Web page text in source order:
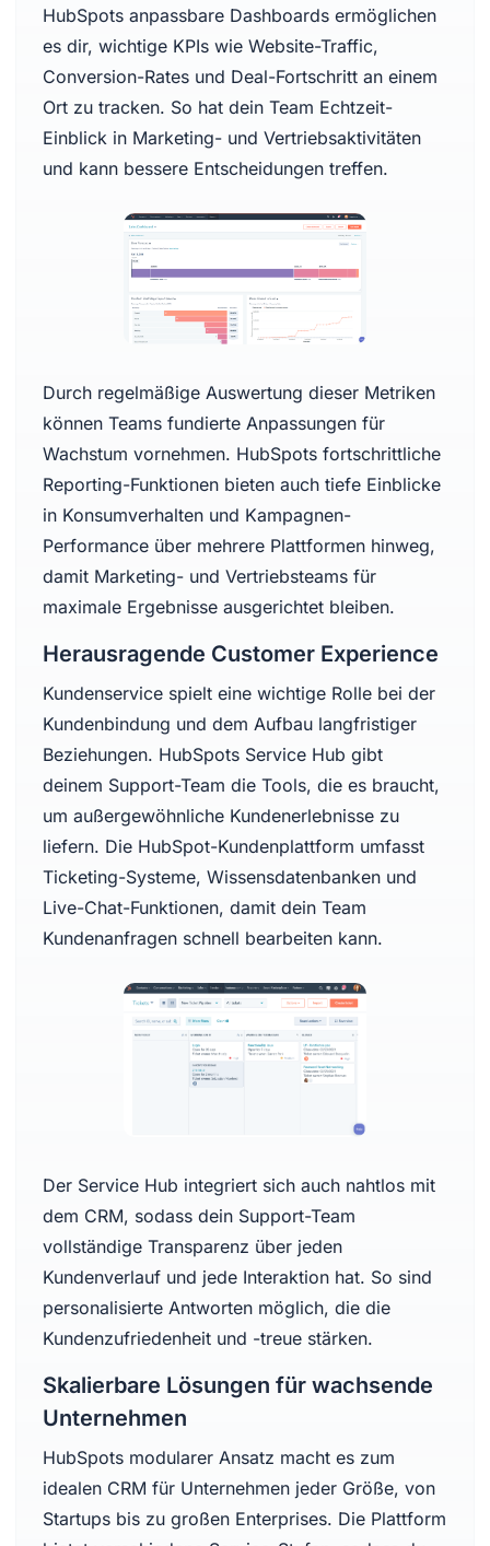
HubSpots anpassbare Dashboards ermöglichen
es dir, wichtige KPIs wie Website-Traffic,
Conversion-Rates und Deal-Fortschritt an einem
Ort zu tracken. So hat dein Team Echtzeit-
Einblick in Marketing- und Vertriebsaktivitäten
und kann bessere Entscheidungen treffen.
Durch regelmäßige Auswertung dieser Metriken
können Teams fundierte Anpassungen für
Wachstum vornehmen. HubSpots fortschrittliche
Reporting-Funktionen bieten auch tiefe Einblicke
in Konsumverhalten und Kampagnen-
Performance über mehrere Plattformen hinweg,
damit Marketing- und Vertriebsteams für
maximale Ergebnisse ausgerichtet bleiben.
Herausragende Customer Experience
Kundenservice spielt eine wichtige Rolle bei der
Kundenbindung und dem Aufbau langfristiger
Beziehungen. HubSpots Service Hub gibt
deinem Support-Team die Tools, die es braucht,
um außergewöhnliche Kundenerlebnisse zu
liefern. Die HubSpot-Kundenplattform umfasst
Ticketing-Systeme, Wissensdatenbanken und
Live-Chat-Funktionen, damit dein Team
Kundenanfragen schnell bearbeiten kann.
Der Service Hub integriert sich auch nahtlos mit
dem CRM, sodass dein Support-Team
vollständige Transparenz über jeden
Kundenverlauf und jede Interaktion hat. So sind
personalisierte Antworten möglich, die die
Kundenzufriedenheit und -treue stärken.
Skalierbare Lösungen für wachsende
Unternehmen
HubSpots modularer Ansatz macht es zum
idealen CRM für Unternehmen jeder Größe, von
Startups bis zu großen Enterprises. Die Plattform